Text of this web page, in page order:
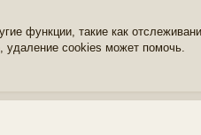
функции, такие как
удаление cookies может помочь.